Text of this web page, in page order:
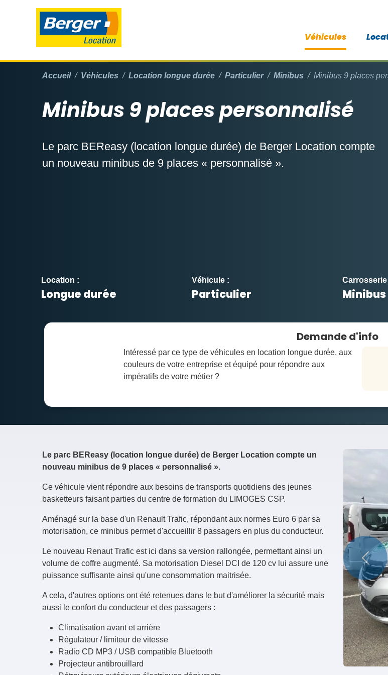
Véhicules
Accueil Véhicules Location longue durée Particulier Minibus Minibus 9 places
Minibus 9 places personnalisé
Le parc BEReasy (location longue durée) de Berger Location compte
un nouveau minibus de 9 places « personnalisé ».
Location :
Longue durée
Véhicule :
Particulier
Carrosserie
Minibus
Demande d'info
Intéressé par ce type de véhicules en location longue durée, aux
couleurs de votre entreprise et équipé pour répondre aux
impératifs de votre métier ?
Le parc BEReasy (location longue durée) de Berger Location compte un
nouveau minibus de 9 places « personnalisé ».
Ce véhicule vient répondre aux besoins de transports quotidiens des jeunes
basketteurs faisant parties du centre de formation du LIMOGES CSP.
Aménagé sur la base d'un Renault Trafic, répondant aux normes Euro 6 par sa
motorisation, ce minibus permet d'accueillir 8 passagers en plus du conducteur.
Le nouveau Renaut Trafic est ici dans sa version rallongée, permettant ainsi un
volume de coffre augmenté. Sa motorisation Diesel DCI de 120 cv lui assure une
puissance suffisante ainsi qu'une consommation maitrisée.
A cela, d'autres options ont été retenues dans le but d'améliorer la sécurité mais
aussi le confort du conducteur et des passagers :
Climatisation avant et arrière
Régulateur / limiteur de vitesse
Radio CD MP3 / USB compatible Bluetooth
Projecteur antibrouillard